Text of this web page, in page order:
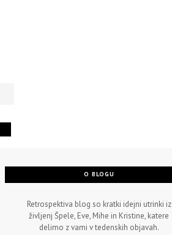
O BLOGU
Retrospektiva blog so kratki idejni utrinki iz
življenj Špele, Eve, Mihe in Kristine, katere
delimo z vami v tedenskih objavah.